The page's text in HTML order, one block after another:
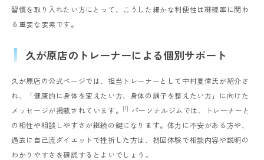
習慣を取り入れたい方にとって、こうした細かな利便性は継続率に関わ
る重要な要素です。
久が原店のトレーナーによる個別サポート
久が原店の公式ページでは、担当トレーナーとして中村夏偉氏が紹介さ
れ、「健康的に身体を変えたい方、身体の調子を整えたい方」に向けた
メッセージが掲載されています。
[1]
パーソナルジムでは、トレーナーと
の相性や相談しやすさが継続の鍵になります。体力に不安がある方や、
過去に自己流ダイエットで挫折した方は、初回体験で相談内容や説明の
わかりやすさを確認するとよいでしょう。